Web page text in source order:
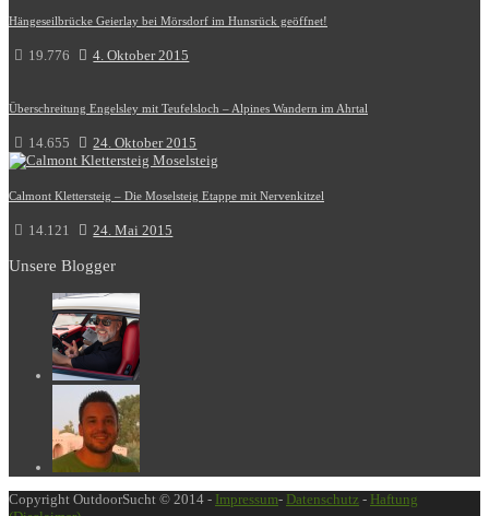
Hängeseilbrücke Geierlay bei Mörsdorf im Hunsrück geöffnet!
19.776 4. Oktober 2015
Überschreitung Engelsley mit Teufelsloch – Alpines Wandern im Ahrtal
14.655 24. Oktober 2015
Calmont Klettersteig – Die Moselsteig Etappe mit Nervenkitzel
14.121 24. Mai 2015
Unsere Blogger
Copyright OutdoorSucht © 2014 - Impressum- Datenschutz - Haftung